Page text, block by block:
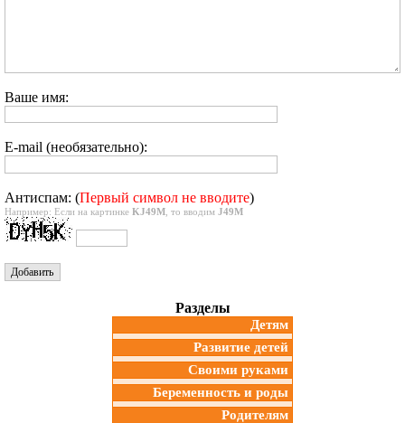
Ваше имя:
E-mail (необязательно):
Антиспам: (Первый символ не вводите)
Например: Если на картинке KJ49M , то вводим J49M
Разделы
Детям
Развитие детей
Своими руками
Беременность и роды
Родителям